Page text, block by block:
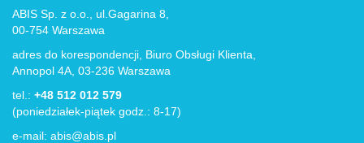
ABIS Sp. z o.o., ul.Gagarina 8,
00-754 Warszawa
adres do korespondencji, Biuro Obsługi Klienta,
Annopol 4A, 03-236 Warszawa
tel.: +48 512 012 579
(poniedziałek-piątek godz.: 8-17)
e-mail: abis@abis.pl